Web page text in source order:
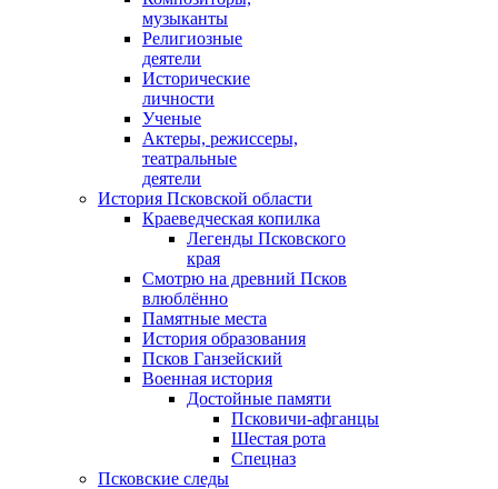
музыканты
Религиозные
деятели
Исторические
личности
Ученые
Актеры, режиссеры,
театральные
деятели
История Псковской области
Краеведческая копилка
Легенды Псковского
края
Смотрю на древний Псков
влюблённо
Памятные места
История образования
Псков Ганзейский
Военная история
Достойные памяти
Псковичи-афганцы
Шестая рота
Спецназ
Псковские следы